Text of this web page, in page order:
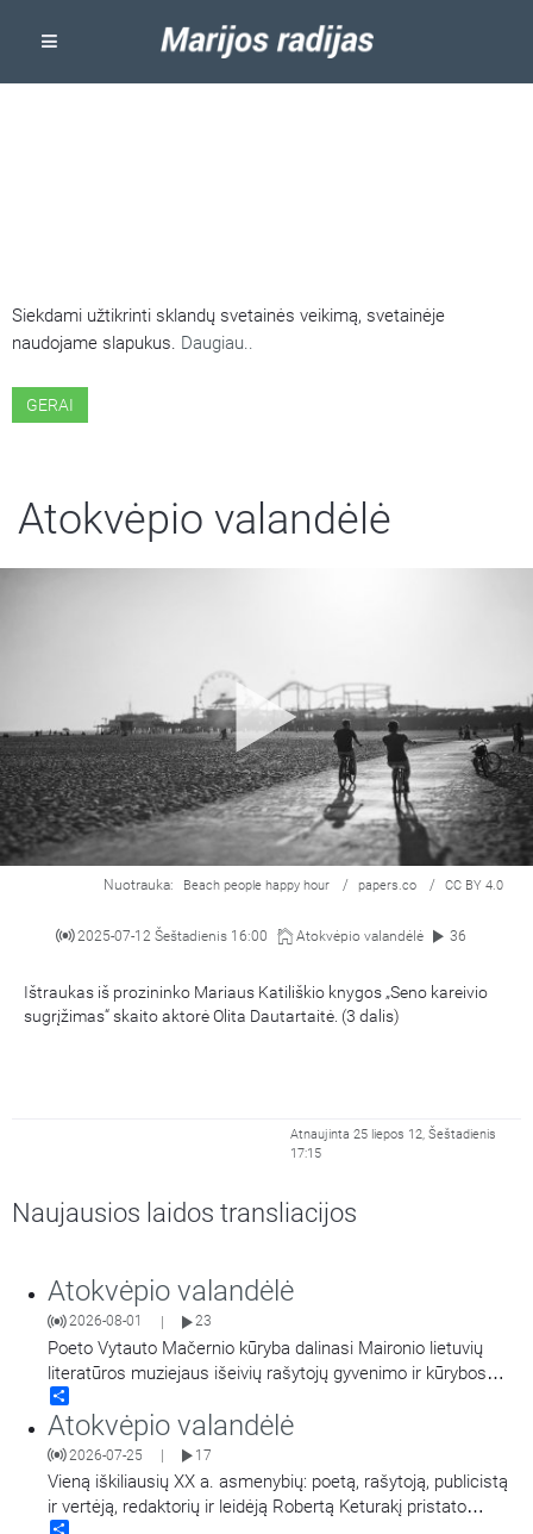
Siekdami užtikrinti sklandų svetainės veikimą, svetainėje
naudojame slapukus. Daugiau..
GERAI
Atokvėpio valandėlė
Nuotrauka: Beach people happy hour / papers.co / CC BY 4.0
2025-07-12 Šeštadienis 16:00 Atokvėpio valandėlė 36
Ištraukas iš prozininko Mariaus Katiliškio knygos „Seno kareivio
sugrįžimas“ skaito aktorė Olita Dautartaitė. (3 dalis)
Atnaujinta 25 liepos 12, Šeštadienis
17:15
Naujausios laidos transliacijos
Atokvėpio valandėlė
2026-08-01 23
Poeto Vytauto Mačernio kūryba dalinasi Maironio lietuvių
literatūros muziejaus išeivių rašytojų gyvenimo ir kūrybos
tyrinėtoja Virginija Paplauskienė.
Atokvėpio valandėlė
2026-07-25 17
Vieną iškiliausių XX a. asmenybių: poetą, rašytoją, publicistą
ir vertėją, redaktorių ir leidėją Robertą Keturakį pristato